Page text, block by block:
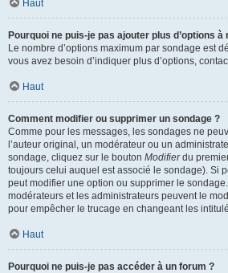
Haut
Pourquoi ne puis-je pas ajouter plus d’options à
Le nombre d’options maximum par sondage est
vous avez besoin d’indiquer plus d’options,
Haut
Comment modifier ou supprimer un sondage ?
Comme pour les messages, les sondages ne
l’auteur original, un modérateur ou un
sondage, cliquez sur le bouton Modifierdu
toujours celui auquel est associé le sondage). Si
peut modifier une option ou supprimer le
modérateurs et les administrateurs peuvent le
pour empêcher le trucage en changeant les
Haut
Pourquoi ne puis-je pas accéder à un forum ?